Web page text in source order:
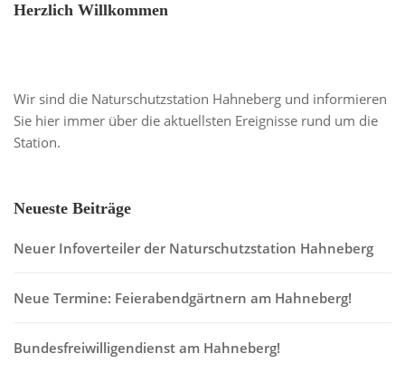
Herzlich Willkommen
Wir sind die Naturschutzstation Hahneberg und informieren
Sie hier immer über die aktuellsten Ereignisse rund um die
Station.
Neueste Beiträge
Neuer Infoverteiler der Naturschutzstation Hahneberg
Neue Termine: Feierabendgärtnern am Hahneberg!
Bundesfreiwilligendienst am Hahneberg!